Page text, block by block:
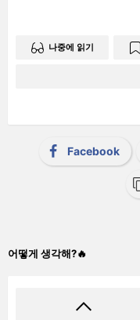
나중에 읽기
Facebook
어떻게 생각해?🔥